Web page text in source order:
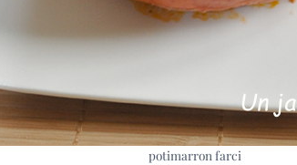
potimarron farci